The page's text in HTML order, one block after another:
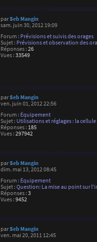
parSeb Mangin
sam. juin 30, 2012 19:09
Forum : Prévisions et suivis des orages
Sujet : Prévisions et observation des
Réponses : 26
Vues : 33549
parSeb Mangin
ven. juin 01, 2012 22:56
Forum : Équipement
Sujet : Utilisations et réglages : la
Réponses : 185
Vues : 297942
parSeb Mangin
dim. mai 13, 2012 08:45
Forum : Équipement
Sujet : Question: La mise au point sur
Réponses : 3
Vues : 9452
parSeb Mangin
ven. mai 20, 2011 12:45